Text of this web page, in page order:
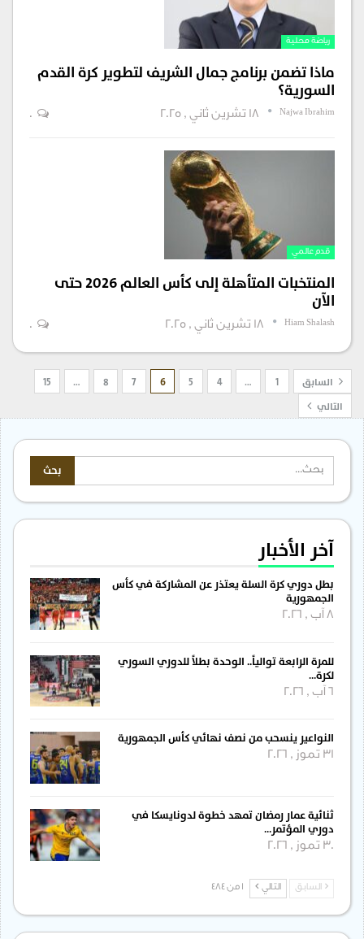
رياضة محلية
ماذا تضمن برنامج جمال الشريف لتطوير كرة القدم
السورية؟
Najwa Ibrahim 18 تشرين ثاني , 2025 0
قدم عالمي
المنتخبات المتأهلة إلى كأس العالم 2026 حتى
الآن
Hiam Shalash 18 تشرين ثاني , 2025 0
السابق
15
التالي
آخر الأخبار
بطل دوري كرة السلة يعتذر عن المشاركة في كأس
الجمهورية
للمرة الرابعة توالياً.. الوحدة بطلاً للدوري السوري
لكرة…
النواعير ينسحب من نصف نهائي كأس الجمهورية
31 تموز , 2026
ثنائية عمار رمضان تمهد خطوة لدونايسكا في
دوري المؤتمر…
30 تموز , 2026
السابق التالي